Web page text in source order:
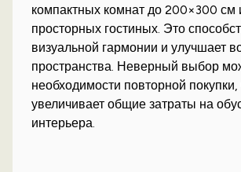
компактных комнат до 200×300
просторных гостиных. Это
визуальной гармонии и улучшает
пространства. Неверный выбор
необходимости повторной покупки,
увеличивает общие затраты на
интерьера.